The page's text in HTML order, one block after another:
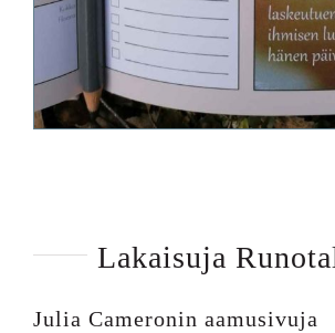
Lakaisuja
Julia Cameronin aamusivuja